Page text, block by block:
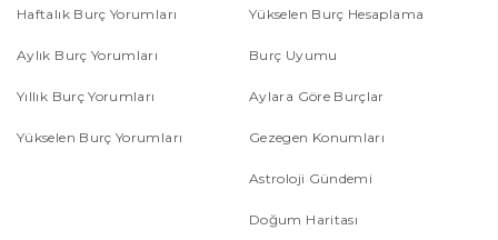
Haftalık Burç Yorumları
Aylık Burç Yorumları
Yıllık Burç Yorumları
Yükselen Burç Yorumları
Yükselen Burç Hesaplama
Burç Uyumu
Aylara Göre Burçlar
Gezegen Konumları
Astroloji Gündemi
Doğum Haritası